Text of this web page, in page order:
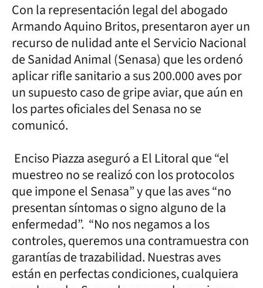
Con la representación legal del abogado
Armando Aquino Britos, presentaron ayer un
recurso de nulidad ante el Servicio Nacional
de Sanidad Animal (Senasa) que les ordenó
aplicar rifle sanitario a sus 200.000 aves por
un supuesto caso de gripe aviar, que aún en
los partes oficiales del Senasa no se
comunicó.
Enciso Piazza aseguró a El Litoral que “el
muestreo no se realizó con los protocolos
que impone el Senasa” y que las aves “no
presentan síntomas o signo alguno de la
enfermedad”. “No nos negamos a los
controles, queremos una contramuestra con
garantías de trazabilidad. Nuestras aves
están en perfectas condiciones, cualquiera